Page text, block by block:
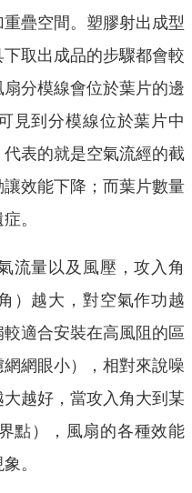
疊空間。塑膠射出成型
取出成品的步驟都會較
分模線會位於葉片的邊
見到分模線位於葉片中
表的就是空氣流經的截
效能下降；而葉片數量
。
流量以及風壓，攻入角
）越大，對空氣作功越
適合安裝在高風阻的區
網眼小），相對來說噪
越好，當攻入角大到某
點），風扇的各種效能
。